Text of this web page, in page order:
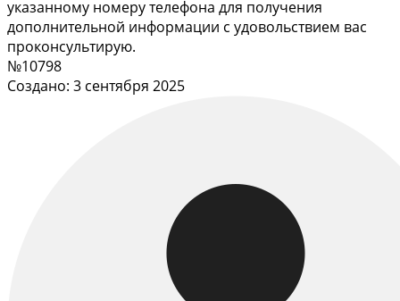
указанному номеру телефона для получения
дополнительной информации с удовольствием вас
проконсультирую.
№10798
Создано: 3 сентября 2025